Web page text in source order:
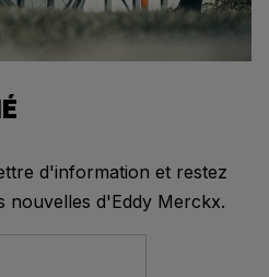
d'information et restez
nouvelles d'Eddy Merckx.